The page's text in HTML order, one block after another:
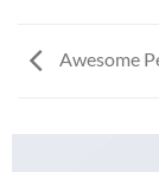
Awesome